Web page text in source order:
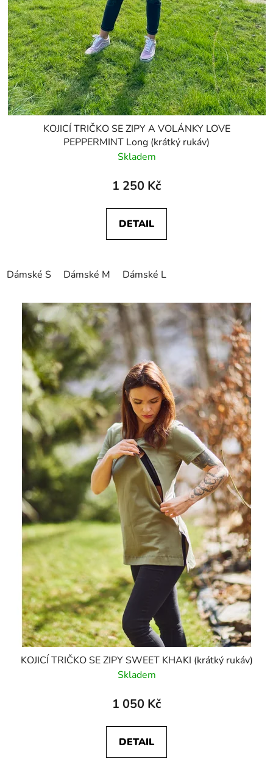
KOJICÍ TRIČKO SE ZIPY A VOLÁNKY LOVE
PEPPERMINT Long (krátký rukáv)
Skladem
1 250 Kč
DETAIL
Dámské S Dámské M Dámské L
KOJICÍ TRIČKO SE ZIPY SWEET KHAKI (krátký rukáv)
Skladem
1 050 Kč
DETAIL